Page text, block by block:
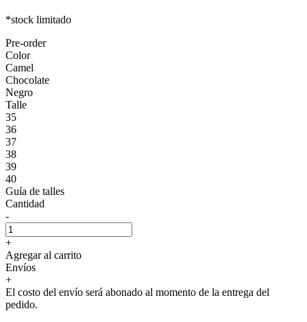
*stock limitado
Pre-order
Color
Camel
Chocolate
Negro
Talle
35
36
37
38
39
40
Guía de talles
Cantidad
-
+
Agregar al carrito
Envíos
+
El costo del envío será abonado al momento de la entrega del
pedido.